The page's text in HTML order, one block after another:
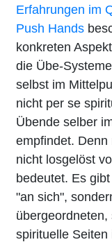
Erfahrungen im
Push Hands
konkreten
die Übe-
selbst im
nicht per se
Übende selber
empfindet. Denn
nicht losgelöst
bedeutet. Es
"an sich",
spirituelle Seiten